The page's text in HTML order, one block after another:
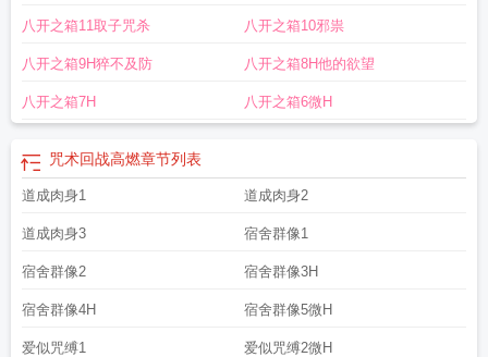
八开之箱11取子咒杀 八开之箱10邪祟
八开之箱9H猝不及防 八开之箱8H他的欲望
八开之箱7H 八开之箱6微H
咒术回战高燃章节列表
道成肉身1 道成肉身2
道成肉身3 宿舍群像1
宿舍群像2 宿舍群像3H
宿舍群像4H 宿舍群像5微H
爱似咒缚1 爱似咒缚2微H